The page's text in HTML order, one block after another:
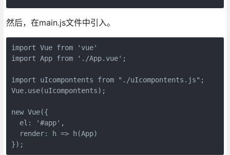
然后，在main.js文件中引入。
import Vue from 'vue'
import App from './App.vue';
import uIcompontents from "./uIcompontents.js";
Vue.use(uIcompontents);
new Vue({
  el: '#app',
  render: h => h(App)
});